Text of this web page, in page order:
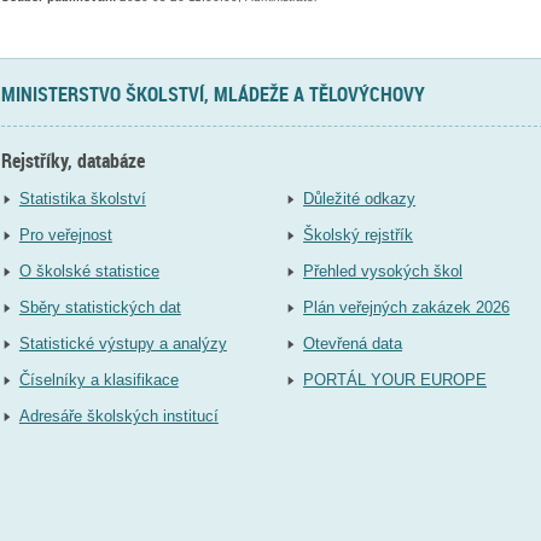
MINISTERSTVO ŠKOLSTVÍ, MLÁDEŽE A TĚLOVÝCHOVY
Rejstříky, databáze
Statistika školství
Pro veřejnost
O školské statistice
Sběry statistických dat
Statistické výstupy a analýzy
Číselníky a klasifikace
Adresáře školských institucí
Důležité odkazy
Školský rejstřík
Přehled vysokých škol
Plán veřejných zakázek 2026
Otevřená data
PORTÁL YOUR EUROPE